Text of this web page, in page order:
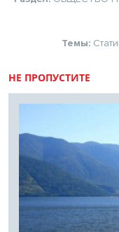
Темы:
НЕ ПРОПУСТИТЕ